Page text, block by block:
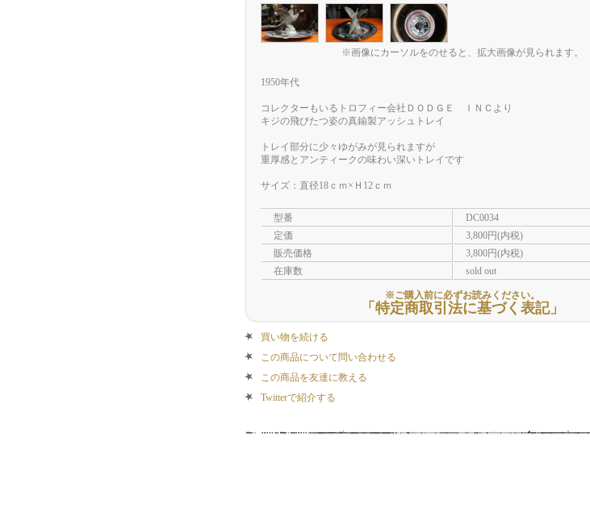
※画像にカーソルをのせると、拡大画像が見られます。
1950年代
コレクターもいるトロフィー会社ＤＯＤＧＥ ＩＮＣより
キジの飛びたつ姿の真鍮製アッシュトレイ
トレイ部分に少々ゆがみが見られますが
重厚感とアンティークの味わい深いトレイです
サイズ：直径18ｃｍ×Ｈ12ｃｍ
型番
DC0034
定価
3,800円(内税)
販売価格
3,800円(内税)
在庫数
sold out
※ご購入前に必ずお読みください。
「特定商取引法に基づく表記」
買い物を続ける
この商品について問い合わせる
この商品を友達に教える
Twitterで紹介する